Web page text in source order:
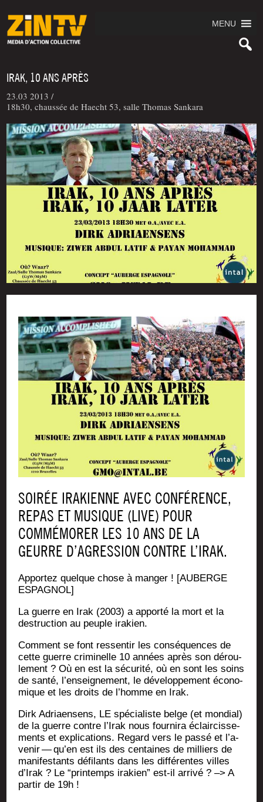
MENU
IRAK, 10 ANS APRÈS
23.03 2013 /
18h30, chaussée de Haecht 53, salle Thomas Sankara
SOIRÉE IRAKIENNE AVEC CONFÉRENCE,
REPAS ET MUSIQUE (LIVE) POUR
COMMÉMORER LES 10 ANS DE LA
GEURRE D’AGRESSION CONTRE L’IRAK.
Appor­tez quelque chose à man­ger ! [AUBERGE
ESPAGNOL]
La guerre en Irak (2003) a appor­té la mort et la
des­truc­tion au peuple irakien.
Com­ment se font res­sen­tir les consé­quences de
cette guerre cri­mi­nelle 10 années après son dérou­
le­ment ? Où en est la sécu­ri­té, où en sont les soins
de san­té, l’en­sei­gne­ment, le déve­lop­pe­ment éco­no­
mique et les droits de l’homme en Irak.
Dirk Adriaen­sens, LE spé­cia­liste belge (et mon­dial)
de la guerre contre l’I­rak nous four­ni­ra éclair­cis­se­
ments et expli­ca­tions. Regard vers le pas­sé et l’a­
ve­nir — qu’en est ils des cen­taines de mil­liers de
mani­fes­tants défi­lants dans les dif­fé­rentes villes
d’I­rak ? Le “prin­temps ira­kien” est-il arri­vé ? –> A
par­tir de 19h !